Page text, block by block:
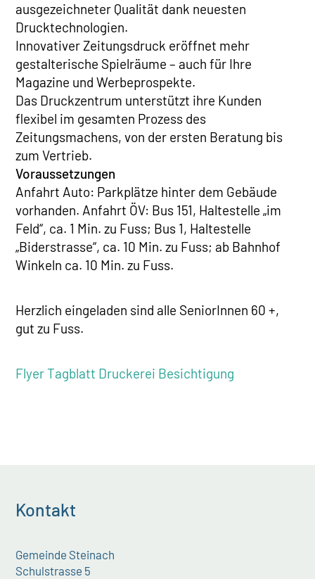
ausgezeichneter Qualität dank neuesten
Drucktechnologien.
Innovativer Zeitungsdruck eröffnet mehr
gestalterische Spielräume – auch für Ihre
Magazine und Werbeprospekte.
Das Druckzentrum unterstützt ihre Kunden
flexibel im gesamten Prozess des
Zeitungsmachens, von der ersten Beratung bis
zum Vertrieb.
Voraussetzungen
Anfahrt Auto: Parkplätze hinter dem Gebäude
vorhanden. Anfahrt ÖV: Bus 151, Haltestelle „im
Feld“, ca. 1 Min. zu Fuss; Bus 1, Haltestelle
„Biderstrasse“, ca. 10 Min. zu Fuss; ab Bahnhof
Winkeln ca. 10 Min. zu Fuss.
Herzlich eingeladen sind alle SeniorInnen 60 +,
gut zu Fuss.
Flyer Tagblatt Druckerei Besichtigung
Kontakt
Gemeinde Steinach
Schulstrasse 5